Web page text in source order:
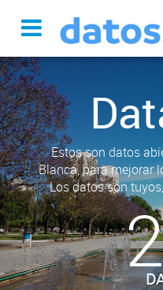
Estos son datos
Blanca, para mejorar
Los datos son